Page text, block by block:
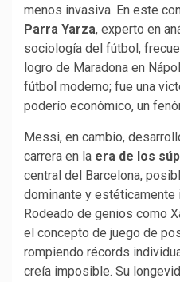
menos invasiva. En este
Parra Yarza, experto en
sociología del fútbol,
logro de Maradona en
fútbol moderno; fue una
poderío económico, un
Messi, en cambio,
carrera en la era de los
central del Barcelona,
dominante y
Rodeado de genios como
el concepto de juego de
rompiendo récords
creía imposible. Su